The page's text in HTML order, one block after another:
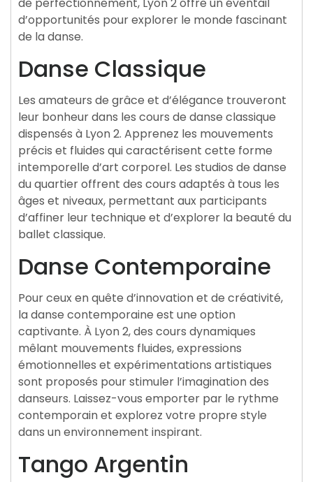
d’opportunités pour explorer le monde fascinant
de la danse.
Danse Classique
Les amateurs de grâce et d’élégance trouveront
leur bonheur dans les cours de danse classique
dispensés à Lyon 2. Apprenez les mouvements
précis et fluides qui caractérisent cette forme
intemporelle d’art corporel. Les studios de danse
du quartier offrent des cours adaptés à tous les
âges et niveaux, permettant aux participants
d’affiner leur technique et d’explorer la beauté du
ballet classique.
Danse Contemporaine
Pour ceux en quête d’innovation et de créativité,
la danse contemporaine est une option
captivante. À Lyon 2, des cours dynamiques
mêlant mouvements fluides, expressions
émotionnelles et expérimentations artistiques
sont proposés pour stimuler l’imagination des
danseurs. Laissez-vous emporter par le rythme
contemporain et explorez votre propre style
dans un environnement inspirant.
Tango Argentin